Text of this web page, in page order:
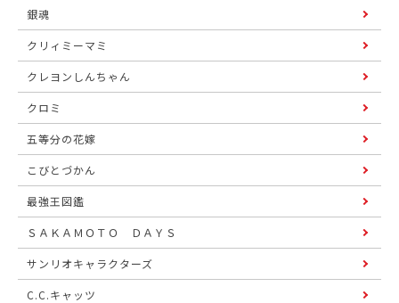
銀魂
クリィミーマミ
クレヨンしんちゃん
クロミ
五等分の花嫁
こびとづかん
最強王図鑑
ＳＡＫＡＭＯＴＯ ＤＡＹＳ
サンリオキャラクターズ
C.C.キャッツ